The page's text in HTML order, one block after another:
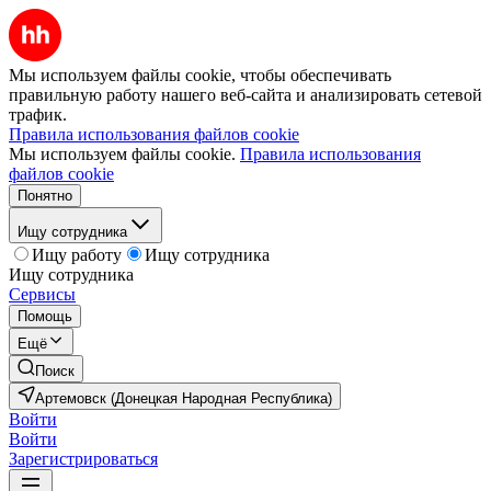
Мы используем файлы cookie, чтобы обеспечивать
правильную работу нашего веб-сайта и анализировать сетевой
трафик.
Правила использования файлов cookie
Мы используем файлы cookie. Правила использования
файлов cookie
Понятно
Ищу сотрудника
Ищу работу
Ищу сотрудника
Ищу сотрудника
Сервисы
Помощь
Ещё
Поиск
Артемовск (Донецкая Народная Республика)
Войти
Войти
Зарегистрироваться